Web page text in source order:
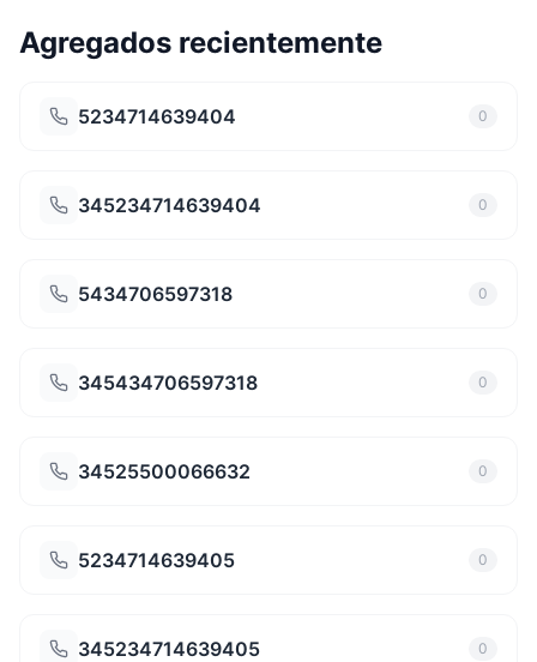
Agregados recientemente
5234714639404 0
345234714639404 0
5434706597318 0
345434706597318 0
34525500066632 0
5234714639405 0
345234714639405 0